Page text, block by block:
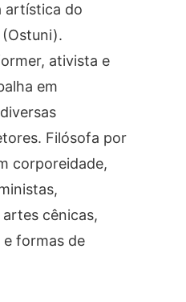
artística do
ativista e
em
Filósofa por
corporeidade,
cênicas,
formas de